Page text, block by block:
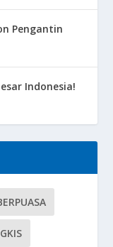
Pengantin
Indonesia!